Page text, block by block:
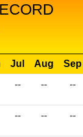
Jul Aug
Sep
-- -- --
-- -- --